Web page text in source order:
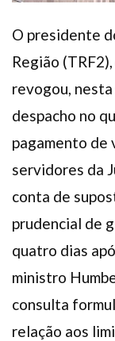
O presidente
Região
revogou,
despacho no
pagamento de
servidores da
conta de
prudencial de
quatro dias
ministro
consulta
relação aos